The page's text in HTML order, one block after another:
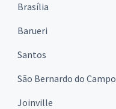
Brasília
Barueri
Santos
São Bernardo do Campo
Joinville